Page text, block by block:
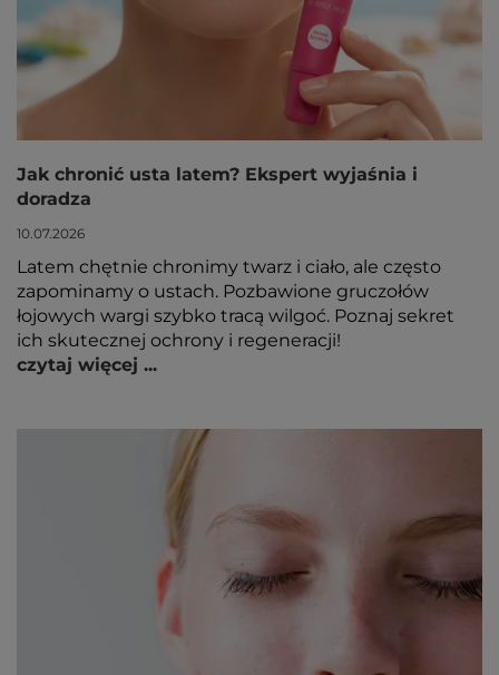
Jak chronić usta latem? Ekspert wyjaśnia i
doradza
10.07.2026
Latem chętnie chronimy twarz i ciało, ale często
zapominamy o ustach. Pozbawione gruczołów
łojowych wargi szybko tracą wilgoć. Poznaj sekret
ich skutecznej ochrony i regeneracji!
czytaj więcej ...